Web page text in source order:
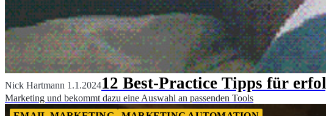
Nick Hartmann 1.1.202412 Best-Practice Tipps für
Marketing und bekommt dazu eine Auswahl an passenden Tools